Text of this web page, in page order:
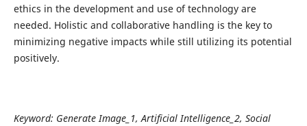
ethics in the development and use of technology are
needed. Holistic and collaborative handling is the key to
minimizing negative impacts while still utilizing its potential
positively.
Keyword: Generate Image_1, Artificial Intelligence_2, Social